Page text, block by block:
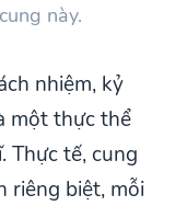
này.
nhiệm, kỷ
một thực thể
Thực tế, cung
riêng biệt, mỗi